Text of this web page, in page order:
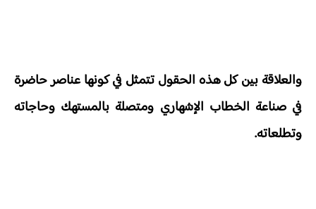
والعلاقة بين كل هذه الحقول تتمثل في كونها عناصر حاضرة
في صناعة الخطاب الإشهاري ومتصلة بالمستهك وحاجاته
وتطلعاته.